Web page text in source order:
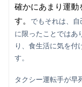
確かにあまり運動
す。
でもそれは、
に限ったことではあ
り、食生活に気を付
す。
タクシー運転手が早